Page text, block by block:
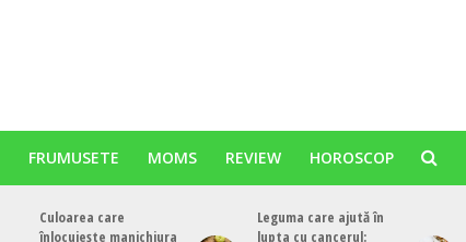
FRUMUSETE MOMS REVIEW HOROSCOP
Culoarea care
înlocuiește manichiura
Leguma care ajută în
lupta cu cancerul: